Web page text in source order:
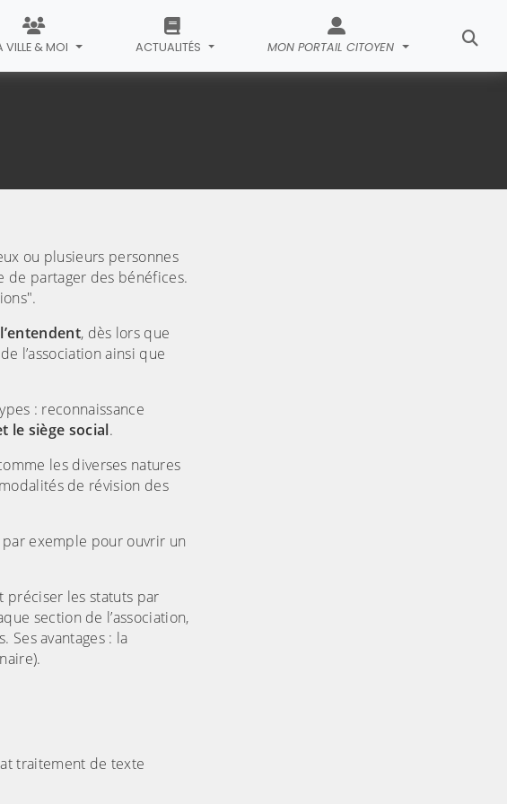
VILLE & MOI ACTUALITÉS MON PORTAIL CITOYEN
ou plusieurs personnes
de partager des bénéfices.
, dès lors que
l’association ainsi que
: reconnaissance
le siège social.
les diverses natures
de révision des
exemple pour ouvrir un
les statuts par
section de l’association,
avantages : la
traitement de texte